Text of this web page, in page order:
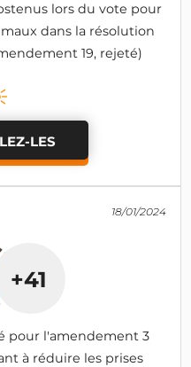
lors du vote pour
dans la résolution
19, rejeté)
LES
18/01/2024
+41
pour l'amendement 3
à réduire les prises